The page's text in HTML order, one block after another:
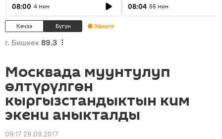
08:00 4 мин
08:04 55 мин
Кечээ Бүгүн Эфирге
г. Бишкек 89.3
Москвада муунтулуп
өлтүрүлгөн
кыргызстандыктын ким
экени аныкталды
09:17 29.09.2017